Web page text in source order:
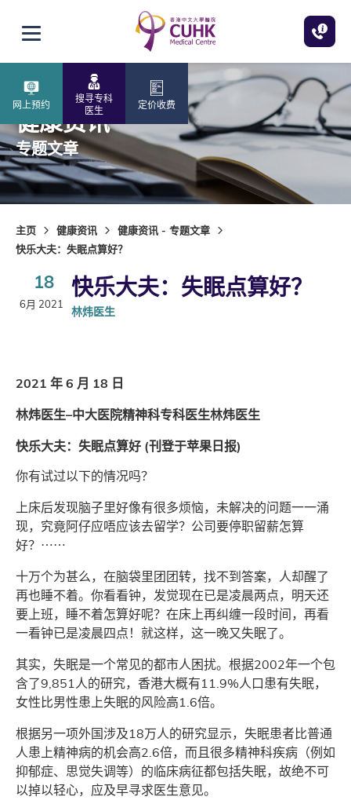
打开选单
网上预约
搜寻专科
医生
定价收费
健康资讯
专题文章
主页 健康资讯
健康资讯 - 专题文章
快乐大夫：失眠点算好？
18
6月 2021
快乐大夫：失眠点算好？
林炜医生
2021 年 6 月 18 日
林炜医生–中大医院精神科专科医生林炜医生
快乐大夫：失眠点算好 (刊登于苹果日报)
你有试过以下的情况吗？
上床后发现脑子里好像有很多烦恼，未解决的问题一一涌
现，究竟阿仔应唔应该去留学？公司要停职留薪怎算
好？⋯⋯
十万个为甚么，在脑袋里团团转，找不到答案，人却醒了
再也睡不着。你看看钟，发觉现在已是凌晨两点，明天还
要上班，睡不着怎算好呢？在床上再纠缠一段时间，再看
一看钟已是凌晨四点！就这样，这一晚又失眠了。
其实，失眠是一个常见的都市人困扰。根据2002年一个包
含了9,851人的研究，香港大概有11.9%人口患有失眠，
女性比男性患上失眠的风险高1.6倍。
根据另一项外国涉及18万人的研究显示，失眠患者比普通
人患上精神病的机会高2.6倍，而且很多精神科疾病（例如
抑郁症、思觉失调等）的临床病征都包括失眠，故绝不可
以掉以轻心，应及早寻求医生意见。